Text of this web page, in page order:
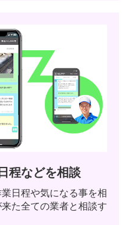
程などを相談
日程や気になる事を相
た全ての業者と相談す